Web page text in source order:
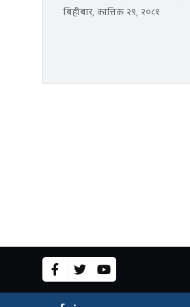
बिहीबार, कात्तिक २९, २०८१